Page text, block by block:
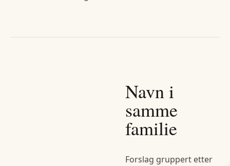
Navn i
samme
familie
Forslag gruppert etter